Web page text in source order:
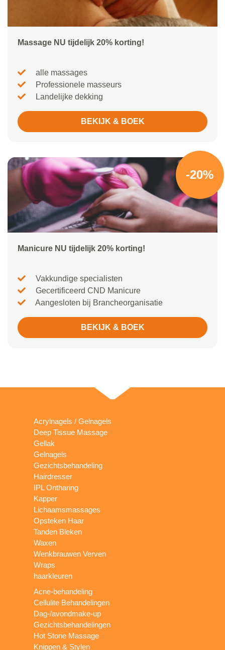
Massage NU tijdelijk 20% korting!
alle massages
Professionele masseurs
Landelijke dekking
BEKIJK & BOEK
-20%
Manicure NU tijdelijk 20% korting!
Vakkundige specialisten
Gecertificeerd CND Manicure
Aangesloten bij Brancheorganisatie
BEKIJK & BOEK
Acrylnagels / Gelnagels
Deep Tissue Massage
Gellak
Gelnagels
Gezichtsbehandeling
Hairdresser
IPL Ontharing
Kapper
Lichaamsmassages
Opsteken Haar
Tanden Bleken
Waxen
Wenkbrauwen Verven
Wraps
haarkleuren
Acne-behandeling
Cellulite Behandelingen
Dag-/avondmake-up
Gezichtsbehandelingen
Hot Stone Massage
Knippen & Stylen